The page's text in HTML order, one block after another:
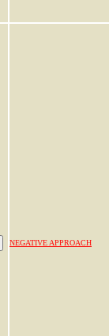
NEGATIVE APPROACH